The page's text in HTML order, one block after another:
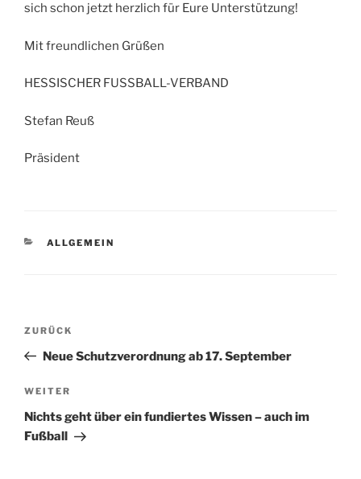
sich schon jetzt herzlich für Eure Unterstützung!
Mit freundlichen Grüßen
HESSISCHER FUSSBALL-VERBAND
Stefan Reuß
Präsident
KATEGORIEN
ALLGEMEIN
Beitrags-
Vorheriger
Beitrag
ZURÜCK
Neue Schutzverordnung ab 17. September
Nächster
Beitrag
WEITER
Nichts geht über ein fundiertes Wissen – auch im
Fußball